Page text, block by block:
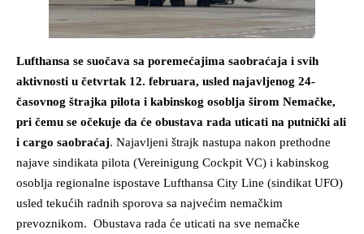
Lufthansa se suočava sa poremećajima saobraćaja i svih
aktivnosti u četvrtak 12. februara, usled najavljenog 24-
časovnog štrajka pilota i kabinskog osoblja širom Nemačke,
pri čemu se očekuje da će obustava rada uticati na putnički ali
i cargo saobraćaj. Najavljeni štrajk nastupa nakon prethodne
najave sindikata pilota (Vereinigung Cockpit VC) i kabinskog
osoblja regionalne ispostave Lufthansa City Line (sindikat UFO)
usled tekućih radnih sporova sa najvećim nemačkim
prevoznikom. Obustava rada će uticati na sve nemačke